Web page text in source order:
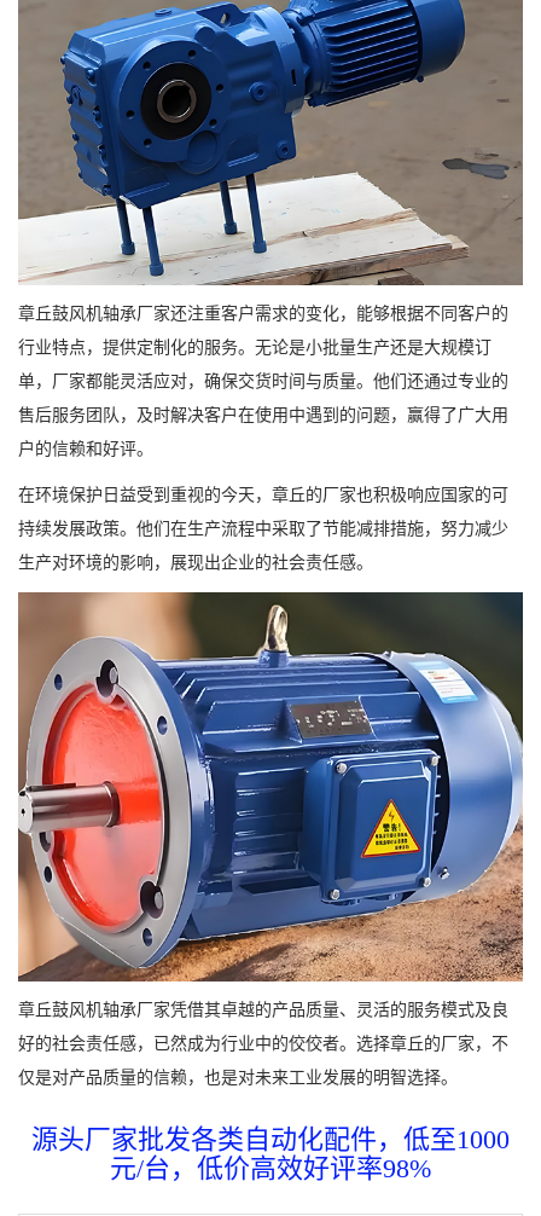
章丘鼓风机轴承厂家还注重客户需求的变化，能够根据不同客户的
行业特点，提供定制化的服务。无论是小批量生产还是大规模订
单，厂家都能灵活应对，确保交货时间与质量。他们还通过专业的
售后服务团队，及时解决客户在使用中遇到的问题，赢得了广大用
户的信赖和好评。
在环境保护日益受到重视的今天，章丘的厂家也积极响应国家的可
持续发展政策。他们在生产流程中采取了节能减排措施，努力减少
生产对环境的影响，展现出企业的社会责任感。
章丘鼓风机轴承厂家凭借其卓越的产品质量、灵活的服务模式及良
好的社会责任感，已然成为行业中的佼佼者。选择章丘的厂家，不
仅是对产品质量的信赖，也是对未来工业发展的明智选择。
源头厂家批发各类自动化配件，低至1000
元/台，低价高效好评率98%